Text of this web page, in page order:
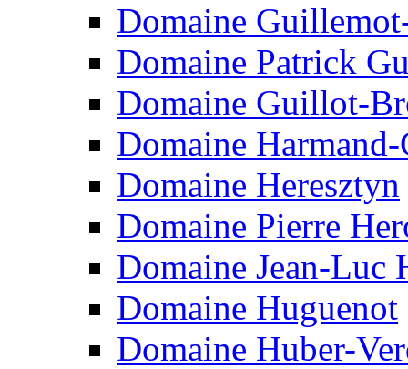
Domaine
Domaine Patrick
Domaine Guillot-
Domaine
Domaine Heresztyn
Domaine Pierre
Domaine Jean-Luc
Domaine Huguenot
Domaine Huber-